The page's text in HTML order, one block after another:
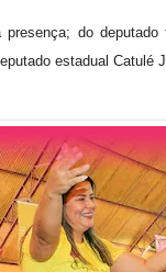
do
estadual Catulé